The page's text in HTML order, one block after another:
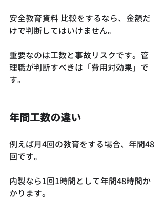
安全教育資料 比較をするなら、金額だ
けで判断してはいけません。
重要なのは工数と事故リスクです。管
理職が判断すべきは「費用対効果」で
す。
年間工数の違い
例えば月4回の教育をする場合、年間48
回です。
内製なら1回1時間として年間48時間か
かります。